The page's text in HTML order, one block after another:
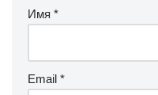
Имя *
Email *